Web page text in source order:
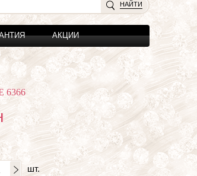
НАЙТИ
АКЦИИ
шт.